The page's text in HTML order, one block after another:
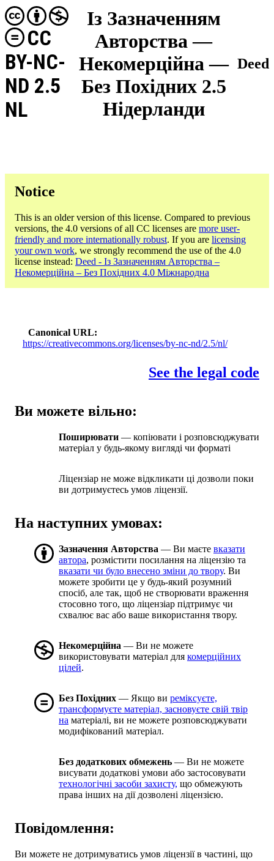
Із Зазначенням
Авторства —
Некомерційна —
Без Похідних 2.5
Нідерланди
CC
BY-NC-
ND 2.5
NL
Deed
Notice
This is an older version of this license. Compared to previous
versions, the 4.0 versions of all CC licenses are more user-
friendly and more internationally robust. If you are licensing
your own work, we strongly recommend the use of the 4.0
license instead: Deed - Із Зазначенням Авторства –
Некомерційна – Без Похідних 4.0 Міжнародна
Canonical URL
https://creativecommons.org/licenses/by-nc-nd/2.5/nl/
See the legal code
Ви можете вільно:
Поширювати — копіювати і розповсюджувати
матеріал у будь-якому вигляді чи форматі
Ліцензіар не може відкликати ці дозволи поки
ви дотримуєтесь умов ліцензії.
На наступних умовах:
Зазначення Авторства — Ви маєте вказати
автора, розмістити посилання на ліцензію та
вказати чи було внесено зміни до твору. Ви
можете зробити це у будь-який розумний
спосіб, але так, щоб не створювати враження
стосовно того, що ліцензіар підтримує чи
схвалює вас або ваше використання твору.
Некомерційна — Ви не можете
використовувати матеріал для комерційних
цілей.
Без Похідних — Якщо ви реміксуєте,
трансформуєте матеріал, засновуєте свій твір
на матеріалі, ви не можете розповсюджувати
модифікований матеріал.
Без додаткових обмежень — Ви не можете
висувати додаткові умови або застосовувати
технологічні засоби захисту, що обмежують
права інших на дії дозволені ліцензією.
Повідомлення:
Ви можете не дотримуватись умов ліцензії в частині, що